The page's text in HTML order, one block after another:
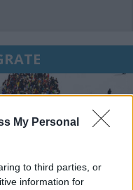
My Personal
to third parties, or
information for